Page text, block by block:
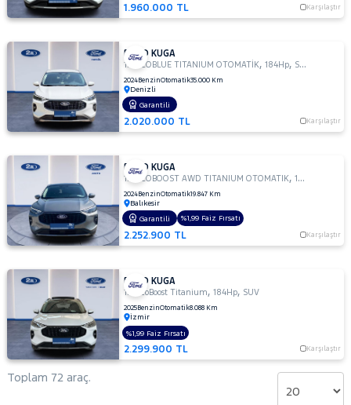
MAN
BENZ
MITSUBISHI
MOTORSIKLET
OPEL
PEUGEOT
RENAULT
SEAT
SSANGYONG
SUBARU
TESLA
TOYOTA
TRAKTÖR
1.960.000 TL Karşılaştır
FORD KUGA
1.5 ECOBLUE TITANIUM OTOMATİK,184Hp, SUV
2024BenzinOtomatik35.000 Km
Denizli
2.020.000 TL Karşılaştır
Garantili
FORD KUGA
1.5 ECOBOOST AWD TITANIUM OTOMATIK,184Hp
2024BenzinOtomatik19.847 Km
Balıkesir
2.252.900 TL Karşılaştır
Garantili %1,99 Faiz Fırsatı
FORD KUGA
1.5 EcoBoost Titanium,184Hp, SUV
2025BenzinOtomatik8.088 Km
İzmir
2.299.900 TL Karşılaştır
%1,99 Faiz Fırsatı
Toplam 72 araç.